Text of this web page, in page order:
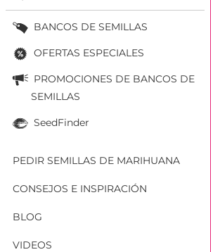
BANCOS DE SEMILLAS
OFERTAS ESPECIALES
PROMOCIONES DE BANCOS DE
SEMILLAS
SeedFinder
PEDIR SEMILLAS DE MARIHUANA
CONSEJOS E INSPIRACIÓN
BLOG
VIDEOS